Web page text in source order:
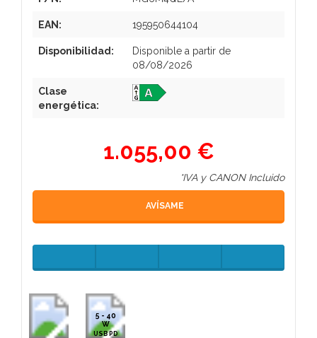
EAN: 195950644104
Disponibilidad:
Disponible a partir de
08/08/2026
Clase
energética:
1.055,00 €
*IVA y CANON Incluido
AVÍSAME
5 - 40
W
USB PD